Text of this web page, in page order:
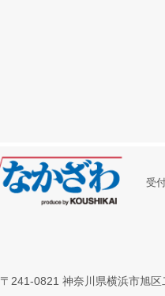
受
〒241-0821 神奈川県横浜市旭